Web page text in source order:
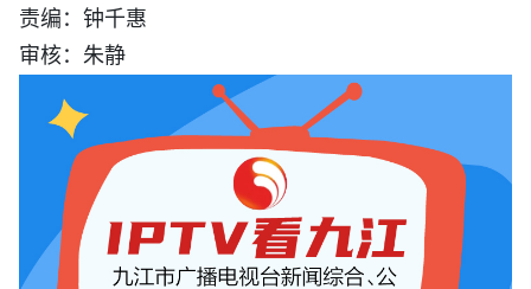
责编：钟千惠
审核：朱静